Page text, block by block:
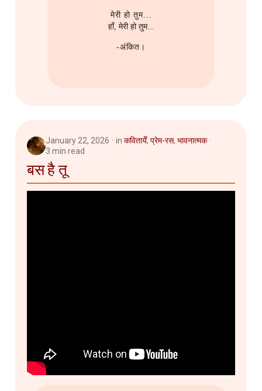
मेरी हो तुम...
हाँ, मेरी हो तुम...
-अंकित।
January 22, 2026 in कवितायेँ, प्रेम-रस, भावनात्मक
3 min read
बस है तू